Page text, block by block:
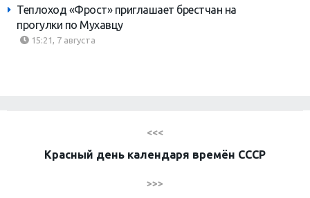
Теплоход «Фрост» приглашает брестчан на
прогулки по Мухавцу
15:21, 7 августа
<<<
Красный день календаря времён СССР
>>>